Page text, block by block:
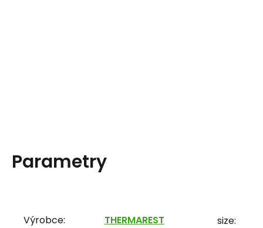
Parametry
Výrobce: THERMAREST size: